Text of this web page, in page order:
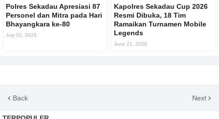
Polres Sekadau Apresiasi 87
Personel dan Mitra pada Hari
Bhayangkara ke-80
July 02, 2026
Kapolres Sekadau Cup 2026
Resmi Dibuka, 18 Tim
Ramaikan Turnamen Mobile
Legends
June 21, 2026
Back Next